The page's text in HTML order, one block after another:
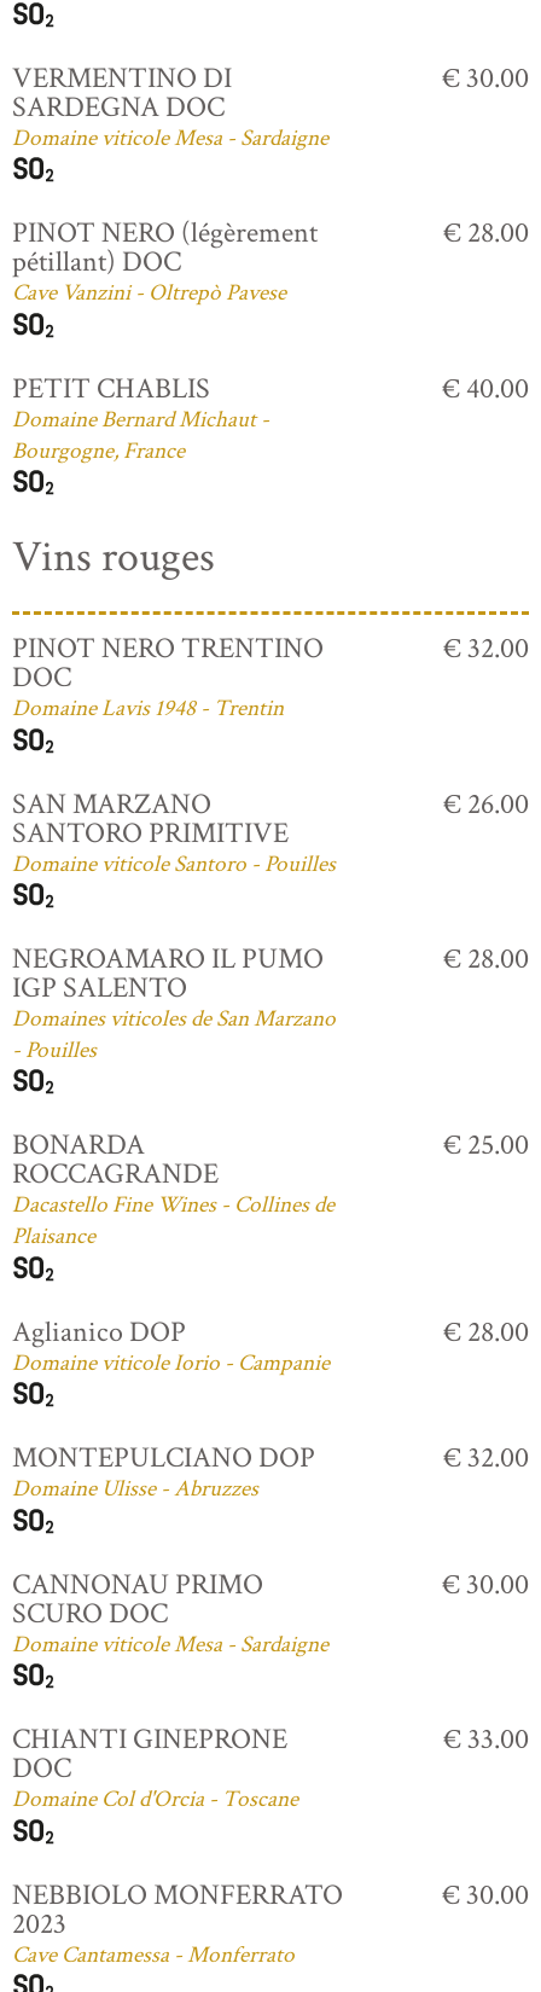
VERMENTINO DI
SARDEGNA DOC
Domaine viticole Mesa - Sardaigne
€ 30.00
PINOT NERO (légèrement
pétillant) DOC
Cave Vanzini - Oltrepò Pavese
€ 28.00
PETIT CHABLIS
Domaine Bernard Michaut -
Bourgogne, France
€ 40.00
Vins rouges
PINOT NERO TRENTINO
DOC
Domaine Lavis 1948 - Trentin
€ 32.00
SAN MARZANO
SANTORO PRIMITIVE
Domaine viticole Santoro - Pouilles
€ 26.00
NEGROAMARO IL PUMO
IGP SALENTO
Domaines viticoles de San Marzano
- Pouilles
€ 28.00
BONARDA
ROCCAGRANDE
Dacastello Fine Wines - Collines de
Plaisance
€ 25.00
Aglianico DOP
Domaine viticole Iorio - Campanie
€ 28.00
MONTEPULCIANO DOP
Domaine Ulisse - Abruzzes
€ 32.00
CANNONAU PRIMO
SCURO DOC
Domaine viticole Mesa - Sardaigne
€ 30.00
CHIANTI GINEPRONE
DOC
Domaine Col d'Orcia - Toscane
€ 33.00
NEBBIOLO MONFERRATO
2023
Cave Cantamessa - Monferrato
€ 30.00